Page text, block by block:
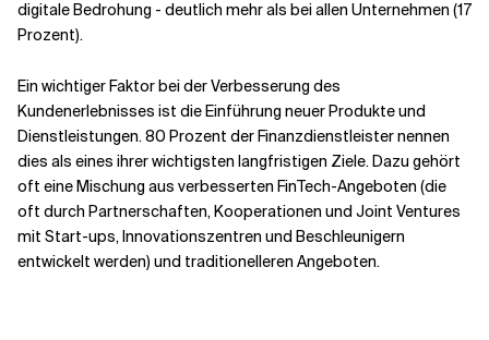
digitale Bedrohung - deutlich mehr als bei allen Unternehmen (17
Prozent).
Ein wichtiger Faktor bei der Verbesserung des
Kundenerlebnisses ist die Einführung neuer Produkte und
Dienstleistungen. 80 Prozent der Finanzdienstleister nennen
dies als eines ihrer wichtigsten langfristigen Ziele. Dazu gehört
oft eine Mischung aus verbesserten FinTech-Angeboten (die
oft durch Partnerschaften, Kooperationen und Joint Ventures
mit Start-ups, Innovationszentren und Beschleunigern
entwickelt werden) und traditionelleren Angeboten.